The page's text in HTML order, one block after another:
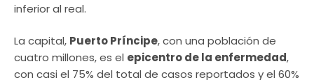
inferior al real.
La capital, Puerto Príncipe, con una población de
cuatro millones, es el epicentro de la enfermedad,
con casi el 75% del total de casos reportados y el 60%